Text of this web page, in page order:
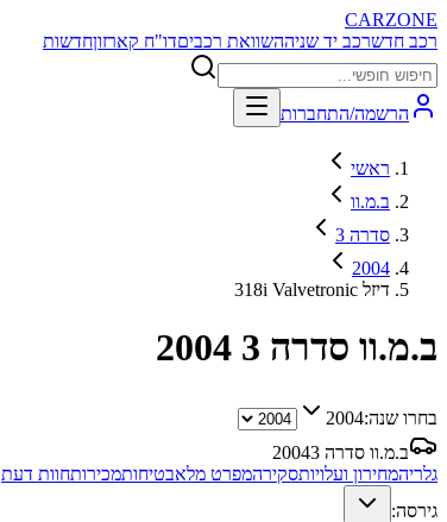
CARZONE
רכב חדשרכב יד שניההשוואת רכביםדו"ח קארזוןחדשות
הרשמה/התחברות
ראשי
ב.מ.וו
סדרה 3
2004
318i Valvetronic דיזל
ב.מ.וו סדרה 3 2004
בחרו שנה:2004
ב.מ.וו סדרה 3
2004
גלריהמחירון ועלויותסקירהמפרט מלאבטיחותמכירותחוות דעת
גירסה: